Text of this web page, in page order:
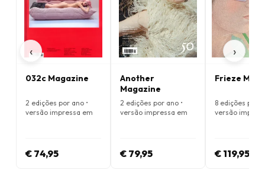
‹
032c Magazine
2 edições por ano •
versão impressa em
€ 74,95
Another
Magazine
2 edições por ano •
versão impressa em
€ 79,95
Frieze
8 edições por
versão
€ 119,95
›